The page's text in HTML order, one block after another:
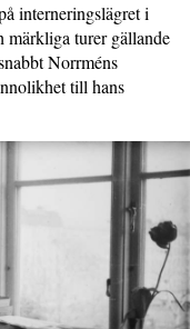
interneringslägret i
märkliga turer gällande
Norrméns
till hans